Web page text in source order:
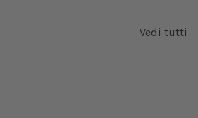
Vedi tutti